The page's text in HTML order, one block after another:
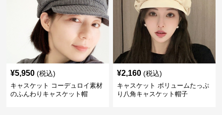
¥5,950 (税込)
キャスケット コーデュロイ素材
のふんわりキャスケット帽
¥2,160 (税込)
キャスケット ボリュームたっぷ
り八角キャスケット帽子